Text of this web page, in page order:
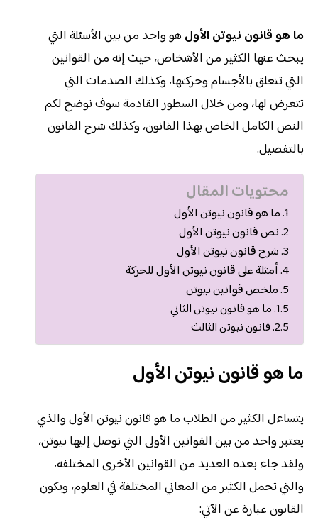
ما هو قانون نيوتن الأول هو واحد من بين الأسئلة التي
يبحث عنها الكثير من الأشخاص، حيث إنه من القوانين
التي تتعلق بالأجسام وحركتها، وكذلك الصدمات التي
تتعرض لها، ومن خلال السطور القادمة سوف نوضح لكم
النص الكامل الخاص بهذا القانون، وكذلك شرح القانون
بالتفصيل.
محتويات المقال
ما هو قانون نيوتن الأول
نص قانون نيوتن الأول
شرح قانون نيوتن الأول
أمثلة على قانون نيوتن الأول للحركة
ملخص قوانين نيوتن
ما هو قانون نيوتن الثاني
قانون نيوتن الثالث
ما هو قانون نيوتن الأول
يتساءل الكثير من الطلاب ما هو قانون نيوتن الأول والذي
يعتبر واحد من بين القوانين الأولى التي توصل إليها نيوتن،
ولقد جاء بعده العديد من القوانين الأخرى المختلفة،
والتي تحمل الكثير من المعاني المختلفة في العلوم، ويكون
القانون عبارة عن الآتي: